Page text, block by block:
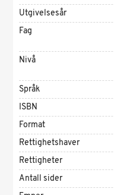
Utgivelsesår
Fag
Nivå
Språk
ISBN
Format
Rettighetshaver
Rettigheter
Antall sider